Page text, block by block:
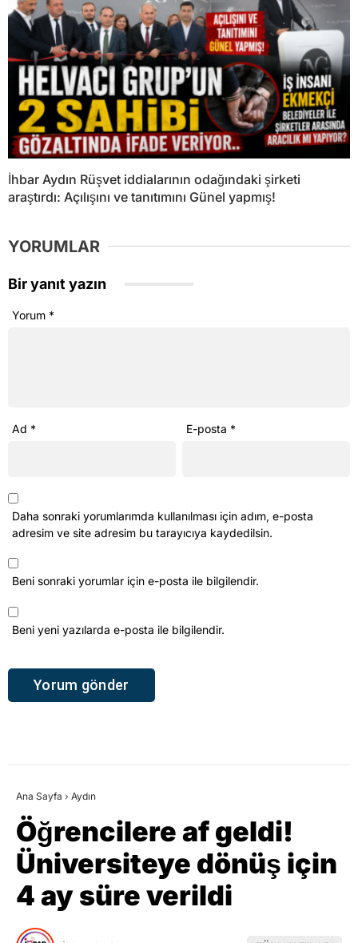
İhbar Aydın Rüşvet iddialarının odağındaki şirketi
araştırdı: Açılışını ve tanıtımını Günel yapmış!
YORUMLAR
Bir yanıt yazın
Yorum *
Ad * E-posta *
Daha sonraki yorumlarımda kullanılması için adım, e-posta
adresim ve site adresim bu tarayıcıya kaydedilsin.
Beni sonraki yorumlar için e-posta ile bilgilendir.
Beni yeni yazılarda e-posta ile bilgilendir.
Ana Sayfa › Aydın
Öğrencilere af geldi!
Üniversiteye dönüş için
4 ay süre verildi